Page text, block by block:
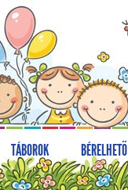
TÁBOROK BÉRELHETŐ